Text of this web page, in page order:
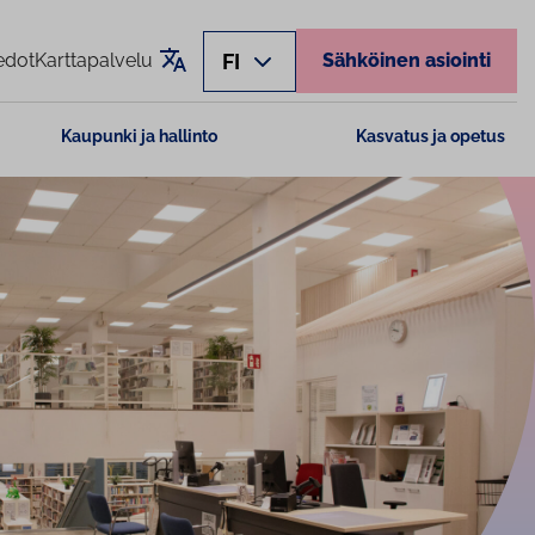
Karttapalvelu Käännä sivu
FI Sähköinen asiointi
Kaupunki ja hallinto Kasvatus ja opetus